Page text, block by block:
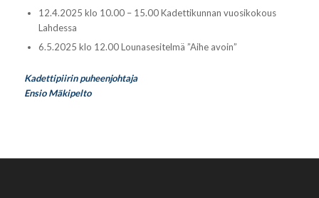
12.4.2025 klo 10.00 – 15.00 Kadettikunnan vuosikokous
Lahdessa
6.5.2025 klo 12.00 Lounasesitelmä ”Aihe avoin”
Kadettipiirin puheenjohtaja
Ensio Mäkipelto